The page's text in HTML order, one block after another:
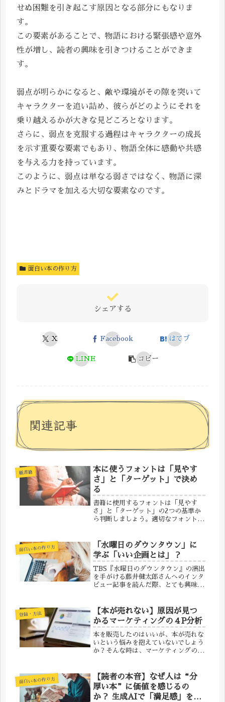
せぬ困難を引き起こす原因となる部分にもなりま
す。
この要素があることで、物語における緊張感や意外
性が増し、読者の興味を引きつけることができま
す。
弱点が明らかになると、敵や環境がその隙を突いて
キャラクターを追い詰め、彼らがどのようにそれを
乗り越えるかが大きな見どころとなります。
さらに、弱点を克服する過程はキャラクターの成長
を示す重要な要素でもあり、物語全体に感動や共感
を与える力を持っています。
このように、弱点は単なる弱さではなく、物語に深
みとドラマを加える大切な要素なのです。
面白い本の作り方
シェアする
X Facebook はてブ
LINE コピー
関連記事
紙書籍
本に使うフォントは「見やす
さ」と「ターゲット」で決め
る
書籍に使用するフォントは「見やす
さ」と「ターゲット」の2つの基準か
ら判断しましょう。適切なフォントの
ージが効果的に届きます。このページ
では、その2つの基準について解説し
ます...
面白い本の作り方
「水曜日のダウンタウン」に
学ぶ「いい企画とは」？
TBS『水曜日のダウンタウン』の演出
を手がける藤井健太郎さんへのインタ
ビュー記事を読んだ際、とても興味深
を決める際には、次の3つの条件を重
視しているとのことです。◆ いい企
画...
登録・方法
【本が売れない】原因が見つ
かるマーケティングの４P分析
本を販売したのはいいが、本が売れな
いという悩みを抱えていないでしょう
か？そんな時は、マーケティングの
るための方法です。「製品
（Product）」「価格（Price）」
「流...
面白い本の作り方
【読者の本音】なぜ人は“分
厚い本”に価値を感じるの
か？ 生成AIで「満足感」を最